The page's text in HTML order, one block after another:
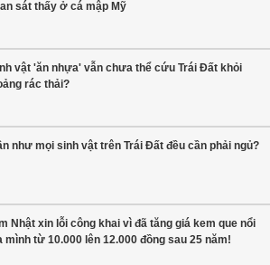
sát thấy ở cá mập Mỹ
vật 'ăn nhựa' vẫn chưa thể cứu Trái Đất khỏi
rác thải?
như mọi sinh vật trên Trái Đất đều cần phải ngủ?
Nhật xin lỗi công khai vì đã tăng giá kem que nổi
mình từ 10.000 lên 12.000 đồng sau 25 năm!